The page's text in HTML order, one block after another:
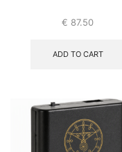
€ 87.50
ADD TO CART